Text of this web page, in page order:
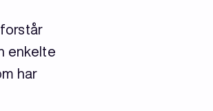
enkelte
har